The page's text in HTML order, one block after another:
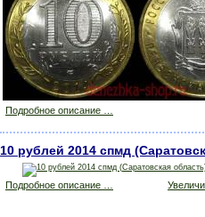
Подробное описание …
10 рублей 2014 спмд
Подробное описание …